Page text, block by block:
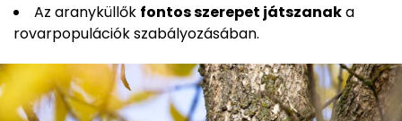
Az aranyküllők fontos szerepet játszanaka
rovarpopulációk szabályozásában.